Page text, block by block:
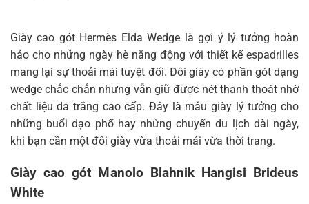
Giày cao gót Hermès Elda Wedge là gợi ý lý tưởng hoàn
hảo cho những ngày hè năng động với thiết kế espadrilles
mang lại sự thoải mái tuyệt đối. Đôi giày có phần gót dạng
wedge chắc chắn nhưng vẫn giữ được nét thanh thoát nhờ
chất liệu da trắng cao cấp. Đây là mẫu giày lý tưởng cho
những buổi dạo phố hay những chuyến du lịch dài ngày,
khi bạn cần một đôi giày vừa thoải mái vừa thời trang.
Giày cao gót Manolo Blahnik Hangisi Brideus
White